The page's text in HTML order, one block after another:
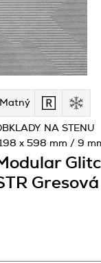
Matný
NA STENU
x 598 mm / 9